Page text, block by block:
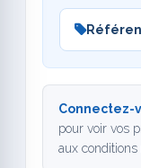
Connectez-
pour voir vos
aux conditions